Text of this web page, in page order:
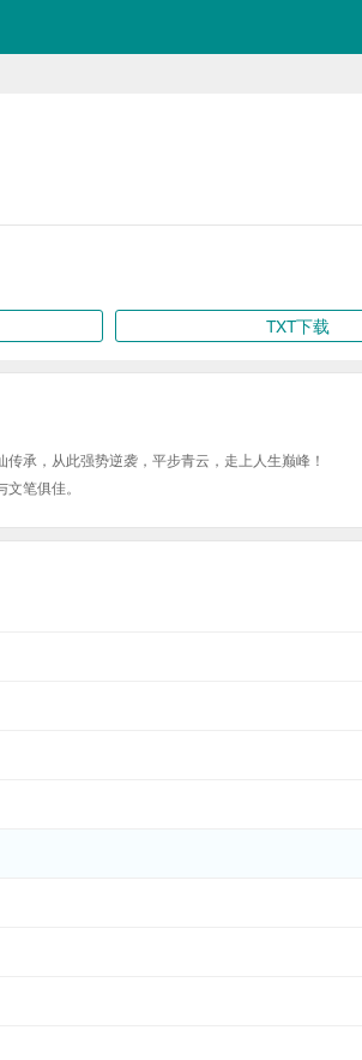
TXT下载
承，从此强势逆袭，平步青云，走上人生巅峰！
笔俱佳。